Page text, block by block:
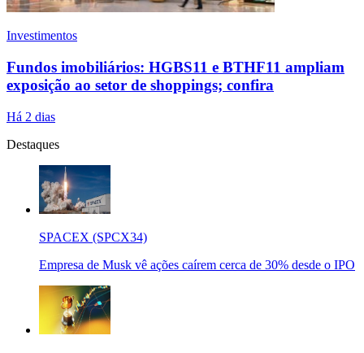
Investimentos
Fundos imobiliários: HGBS11 e BTHF11 ampliam
exposição ao setor de shoppings; confira
Há 2 dias
Destaques
SPACEX (SPCX34)
Empresa de Musk vê ações caírem cerca de 30% desde o IPO